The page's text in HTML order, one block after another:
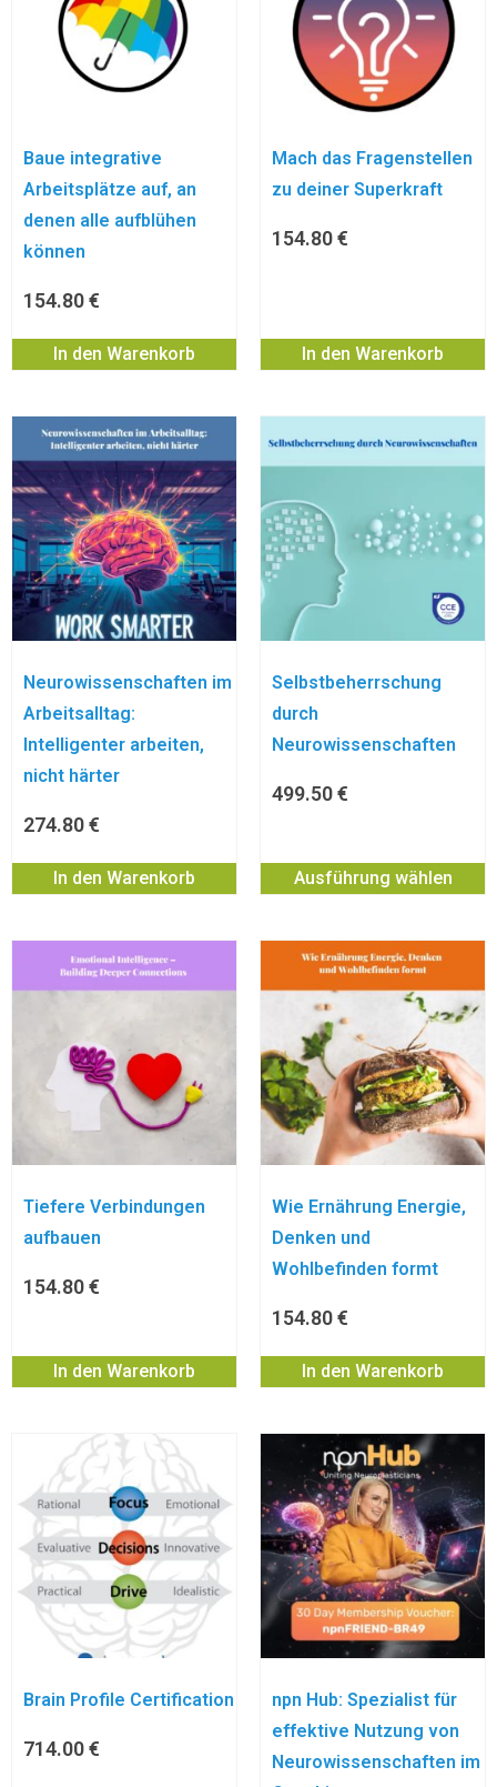
Baue integrative
Arbeitsplätze auf, an
denen alle aufblühen
können
154.80€
In den Warenkorb
Mach das Fragenstellen
zu deiner Superkraft
154.80€
In den Warenkorb
Neurowissenschaften im
Arbeitsalltag:
Intelligenter arbeiten,
nicht härter
274.80€
In den Warenkorb
Selbstbeherrschung
durch
Neurowissenschaften
499.50€
Ausführung wählen
Tiefere Verbindungen
aufbauen
154.80€
In den Warenkorb
Wie Ernährung Energie,
Denken und
Wohlbefinden formt
154.80€
In den Warenkorb
Brain Profile Certification
714.00€
npn Hub: Spezialist für
effektive Nutzung von
Neurowissenschaften im